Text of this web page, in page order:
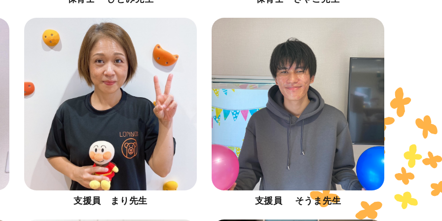
支援員 まり先生 支援員 そうま先生